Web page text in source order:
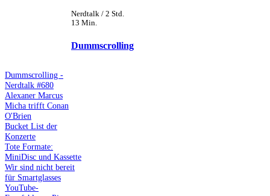
Nerdtalk / 2 Std.
13 Min.
Dummscrolling
Dummscrolling -
Nerdtalk #680
Alexaner Marcus
Micha trifft Conan
O'Brien
Bucket List der
Konzerte
Tote Formate:
MiniDisc und Kassette
Wir sind nicht bereit
für Smartglasses
YouTube-